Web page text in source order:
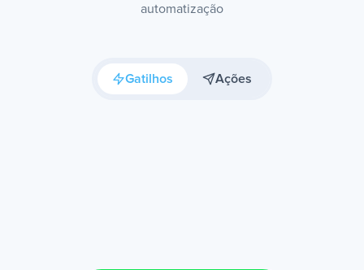
automatização
Gatilhos Ações